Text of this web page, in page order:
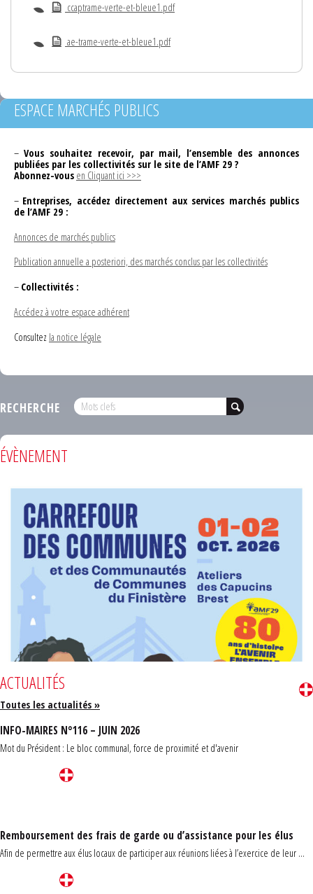
ccaptrame-verte-et-bleue1.pdf
ae-trame-verte-et-bleue1.pdf
ESPACE MARCHÉS PUBLICS
– Vous souhaitez recevoir, par mail, l’ensemble des annonces
publiées par les collectivités sur le site de l’AMF 29 ?
Abonnez-vous en Cliquant ici >>>
– Entreprises, accédez directement aux services marchés publics
de l’AMF 29 :
Annonces de marchés publics
Publication annuelle a posteriori, des marchés conclus par les collectivités
– Collectivités :
Accédez à votre espace adhérent
Consultez la notice légale
RECHERCHE
ÉVÈNEMENT
ACTUALITÉS
Toutes les actualités »
INFO-MAIRES N°116 – JUIN 2026
Mot du Président : Le bloc communal, force de proximité et d'avenir
Remboursement des frais de garde ou d’assistance pour les élus
Afin de permettre aux élus locaux de participer aux réunions liées à l’exercice de leur ...